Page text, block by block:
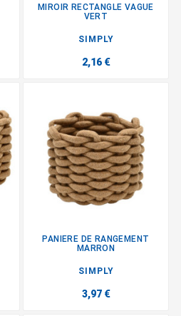
MIROIR RECTANGLE VAGUE
VERT
SIMPLY
2,16 €
PANIERE DE RANGEMENT
MARRON
SIMPLY
3,97 €